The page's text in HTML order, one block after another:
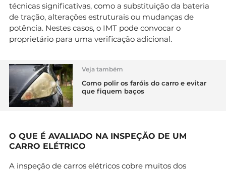
técnicas significativas, como a substituição da bateria
de tração, alterações estruturais ou mudanças de
potência. Nestes casos, o IMT pode convocar o
proprietário para uma verificação adicional.
Veja também
Como polir os faróis do carro e evitar
que fiquem baços
O QUE É AVALIADO NA INSPEÇÃO DE UM
CARRO ELÉTRICO
A inspeção de carros elétricos cobre muitos dos